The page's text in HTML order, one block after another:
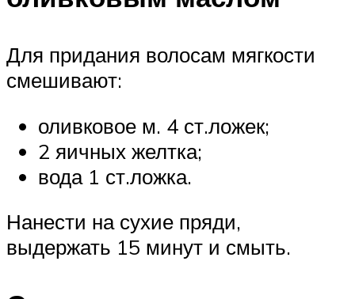
Для придания волосам мягкости
смешивают:
оливковое м. 4 ст.ложек;
2 яичных желтка;
вода 1 ст.ложка.
Нанести на сухие пряди,
выдержать 15 минут и смыть.